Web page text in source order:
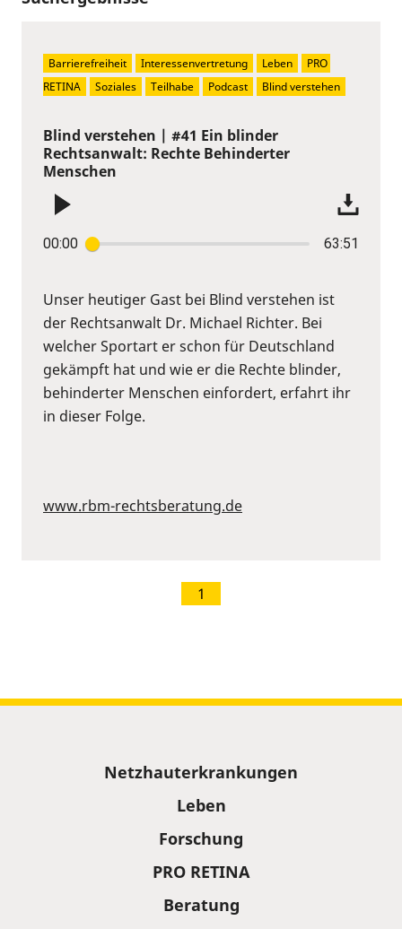
Blind verstehen | #41 Ein blinder
Rechtsanwalt: Rechte Behinderter
Menschen
00:00 63:51
Unser heutiger Gast bei Blind verstehen ist
der Rechtsanwalt Dr. Michael Richter. Bei
welcher Sportart er schon für Deutschland
gekämpft hat und wie er die Rechte blinder,
behinderter Menschen einfordert, erfahrt ihr
in dieser Folge.
www.rbm-rechtsberatung.de
Barrierefreiheit Interessenvertretung Leben
PRO
RETINA
Soziales Teilhabe Podcast Blind verstehen
1
Netzhauterkrankungen
Leben
Forschung
PRO RETINA
Beratung